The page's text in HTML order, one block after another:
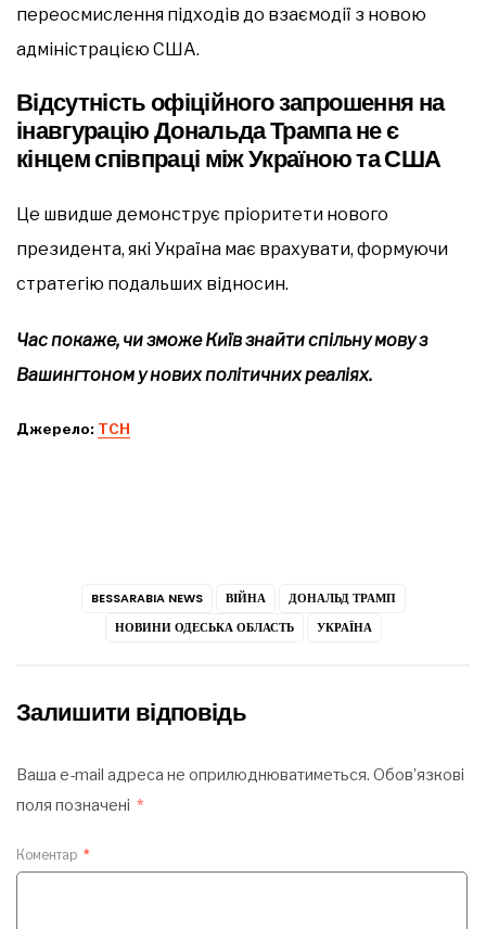
переосмислення підходів до взаємодії з новою
адміністрацією США.
Відсутність офіційного запрошення на
інавгурацію Дональда Трампа не є
кінцем співпраці між Україною та США
Це швидше демонструє пріоритети нового
президента, які Україна має врахувати, формуючи
стратегію подальших відносин.
Час покаже, чи зможе Київ знайти спільну мову з
Вашингтоном у нових політичних реаліях.
Джерело: ТСН
BESSARABIA NEWS ВІЙНА
ДОНАЛЬД ТРАМП
НОВИНИ ОДЕСЬКА ОБЛАСТЬ
УКРАЇНА
Залишити відповідь
Ваша e-mail адреса не оприлюднюватиметься. Обов’язкові
поля позначені *
Коментар *